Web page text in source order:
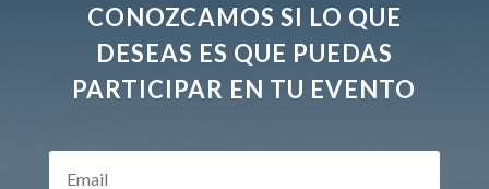
CONOZCAMOS SI LO QUE
DESEAS ES QUE PUEDAS
PARTICIPAR EN TU EVENTO